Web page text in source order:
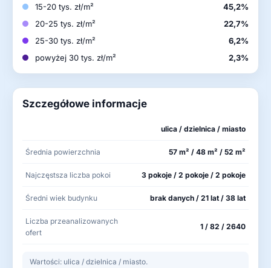
15-20 tys. zł/m²
45,2%
20-25 tys. zł/m²
22,7%
25-30 tys. zł/m²
6,2%
powyżej 30 tys. zł/m²
2,3%
Szczegółowe informacje
ulica / dzielnica / miasto
Średnia powierzchnia 57 m² / 48 m² / 52 m²
Najczęstsza liczba pokoi 3 pokoje / 2 pokoje / 2 pokoje
Średni wiek budynku brak danych / 21 lat / 38 lat
Liczba przeanalizowanych
ofert
1 / 82 / 2640
Wartości: ulica / dzielnica / miasto.